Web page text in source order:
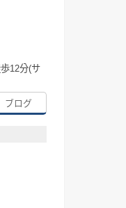
12分(サ
ブログ